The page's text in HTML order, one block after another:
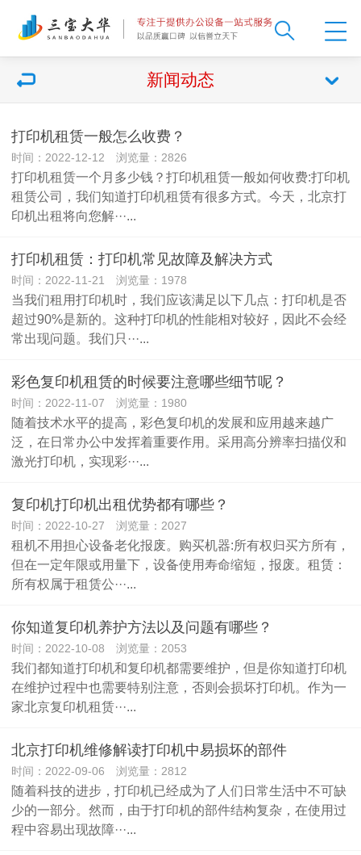
新闻动态
打印机租赁一般怎么收费？
时间：2022-12-12 浏览量：2826
打印机租赁一个月多少钱？打印机租赁一般如何收费:打印机
租赁公司，我们知道打印机租赁有很多方式。今天，北京打
印机出租将向您解···...
打印机租赁：打印机常见故障及解决方式
时间：2022-11-21 浏览量：1978
当我们租用打印机时，我们应该满足以下几点：打印机是否
超过90%是新的。这种打印机的性能相对较好，因此不会经
常出现问题。我们只···...
彩色复印机租赁的时候要注意哪些细节呢？
时间：2022-11-07 浏览量：1980
随着技术水平的提高，彩色复印机的发展和应用越来越广
泛，在日常办公中发挥着重要作用。采用高分辨率扫描仪和
激光打印机，实现彩···...
复印机打印机出租优势都有哪些？
时间：2022-10-27 浏览量：2027
租机不用担心设备老化报废。购买机器:所有权归买方所有，
但在一定年限或用量下，设备使用寿命缩短，报废。租赁：
所有权属于租赁公···...
你知道复印机养护方法以及问题有哪些？
时间：2022-10-08 浏览量：2053
我们都知道打印机和复印机都需要维护，但是你知道打印机
在维护过程中也需要特别注意，否则会损坏打印机。作为一
家北京复印机租赁···...
北京打印机维修解读打印机中易损坏的部件
时间：2022-09-06 浏览量：2812
随着科技的进步，打印机已经成为了人们日常生活中不可缺
少的一部分。然而，由于打印机的部件结构复杂，在使用过
程中容易出现故障···...